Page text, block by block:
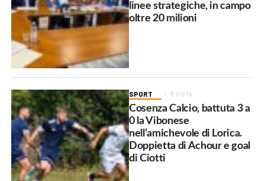
linee strategiche, in campo
oltre 20 milioni
SPORT 9 ore fa
Cosenza Calcio, battuta 3 a
0 la Vibonese
nell’amichevole di Lorica.
Doppietta di Achour e goal
di Ciotti